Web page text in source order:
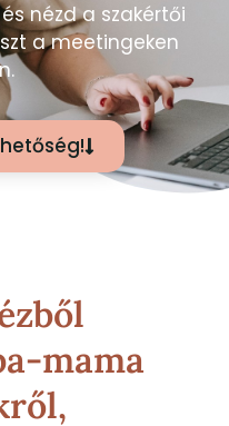
nézd a szakértői
a meetingeken
mama